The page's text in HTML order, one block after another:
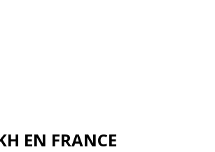
EN FRANCE